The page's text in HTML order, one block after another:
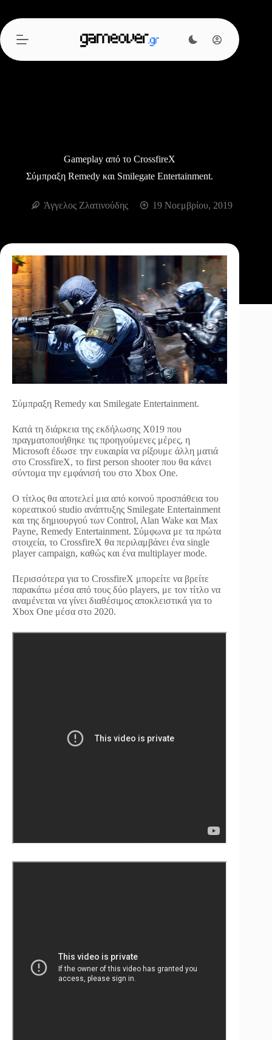
περιεχόμενο
Gameplay από το CrossfireX
Σύμπραξη Remedy και Smilegate Entertainment.
Άγγελος Ζλατινούδης 19 Νοεμβρίου, 2019
Σύμπραξη Remedy και Smilegate Entertainment.
Κατά τη διάρκεια της εκδήλωσης X019 που
πραγματοποιήθηκε τις προηγούμενες μέρες, η
Microsoft έδωσε την ευκαιρία να ρίξουμε άλλη ματιά
στο CrossfireX, το first person shooter που θα κάνει
σύντομα την εμφάνισή του στο Xbox One.
Ο τίτλος θα αποτελεί μια από κοινού προσπάθεια του
κορεατικού studio ανάπτυξης Smilegate Entertainment
και της δημιουργού των Control, Alan Wake και Max
Payne, Remedy Entertainment. Σύμφωνα με τα πρώτα
στοιχεία, το CrossfireX θα περιλαμβάνει ένα single
player campaign, καθώς και ένα multiplayer mode.
Περισσότερα για το CrossfireX μπορείτε να βρείτε
παρακάτω μέσα από τους δύο players, με τον τίτλο να
αναμένεται να γίνει διαθέσιμος αποκλειστικά για το
Xbox One μέσα στο 2020.